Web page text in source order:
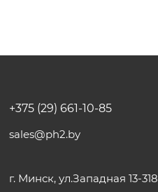
+375 (29) 661-10-85
sales@ph2.by
г. Минск, ул.Западная 13-318